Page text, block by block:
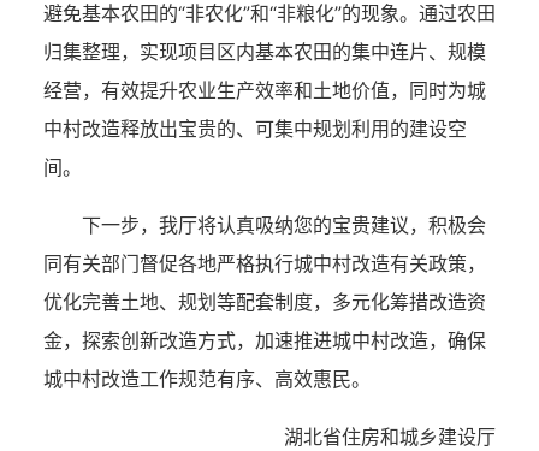
避免基本农田的“非农化”和“非粮化”的现象。通过农田
归集整理，实现项目区内基本农田的集中连片、规模
经营，有效提升农业生产效率和土地价值，同时为城
中村改造释放出宝贵的、可集中规划利用的建设空
间。
下一步，我厅将认真吸纳您的宝贵建议，积极会
同有关部门督促各地严格执行城中村改造有关政策，
优化完善土地、规划等配套制度，多元化筹措改造资
金，探索创新改造方式，加速推进城中村改造，确保
城中村改造工作规范有序、高效惠民。
湖北省住房和城乡建设厅